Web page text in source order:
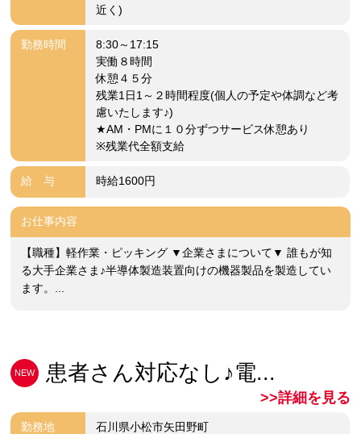
近く)
勤務時間
8:30～17:15
実働８時間
休憩４５分
残業1日1～２時間程度(個人の予定や体調など考
慮いたします♪)
★AM・PMに１０分ずつサービス休憩あり
※残業代全額支給
給 与 時給1600円
お仕事内容
【職種】軽作業・ピッキング ▼企業さまについて▼ 誰もが知
る大手企業さま♪半導体製造装置向けの機器製品を製造してい
ます。...
NEW 患者さん対応なし♪電...
>>詳細を見る
勤務地
石川県小松市矢田野町